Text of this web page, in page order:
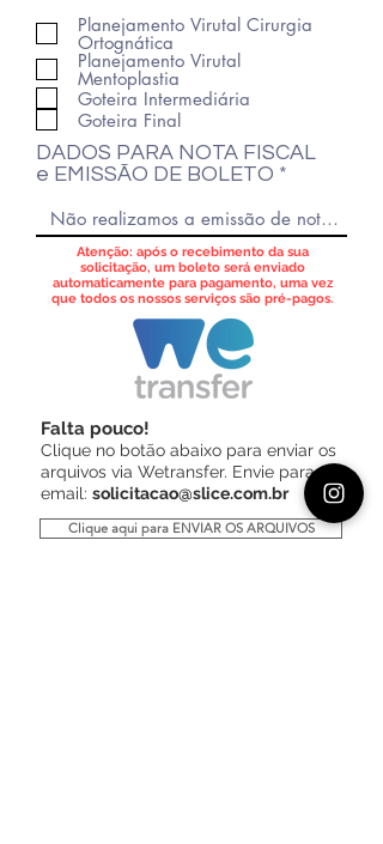
r
i
g
t
r
i
Planejamento Virutal Cirurgia
Ortognática
Planejamento Virutal
Mentoplastia
Goteira Intermediária
Goteira Final
DADOS PARA NOTA FISCAL
e EMISSÃO DE BOLETO
Atenção: após o recebimento da sua
solicitação, um boleto será enviado
automaticamente para pagamento, uma vez
que todos os nossos serviços são pré-pagos.
Falta pouco!
Clique no botão abaixo para enviar os
arquivos via Wetransfer. Envie para o
email: solicitacao@slice.com.br
Clique aqui para ENVIAR OS ARQUIVOS